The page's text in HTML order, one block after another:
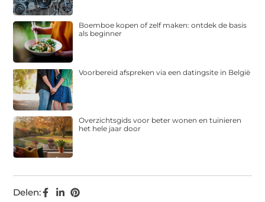
Delen:
Boemboe kopen of zelf maken: ontdek de basis
als beginner
Voorbereid afspreken via een datingsite in België
Overzichtsgids voor beter wonen en tuinieren
het hele jaar door